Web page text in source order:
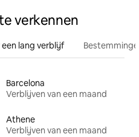
verkennen
lang verblijf
Barcelona
Verblijven van een maand
Athene
Verblijven van een maand